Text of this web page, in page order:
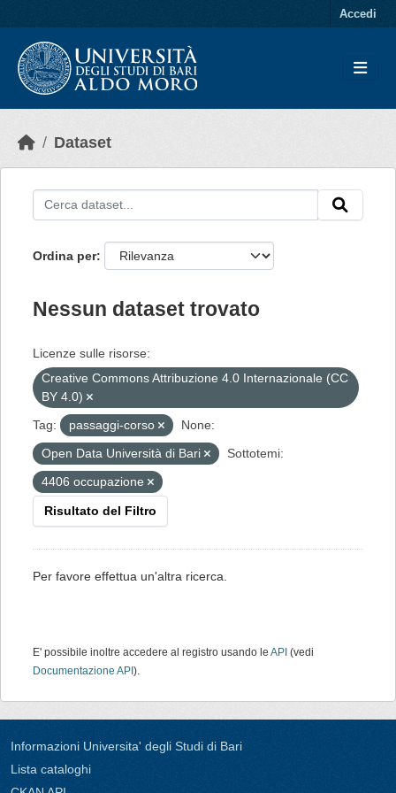
Accedi
Dataset
Ordina per
Nessun dataset trovato
Licenze sulle risorse:
Creative Commons Attribuzione 4.0 Internazionale (CC
BY 4.0)
Tag:
passaggi-corso
None:
Open Data Università di Bari
Sottotemi:
4406 occupazione
Risultato del Filtro
Per favore effettua un'altra ricerca.
E' possibile inoltre accedere al registro usando le API (vedi
Documentazione API ).
Informazioni Universita' degli Studi di Bari
Lista cataloghi